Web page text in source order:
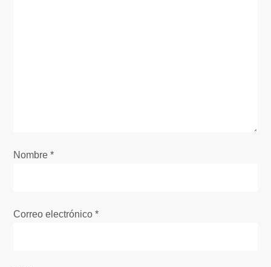
r
Nombre*
Correo electrónico*